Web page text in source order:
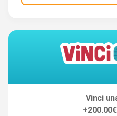
Vinci